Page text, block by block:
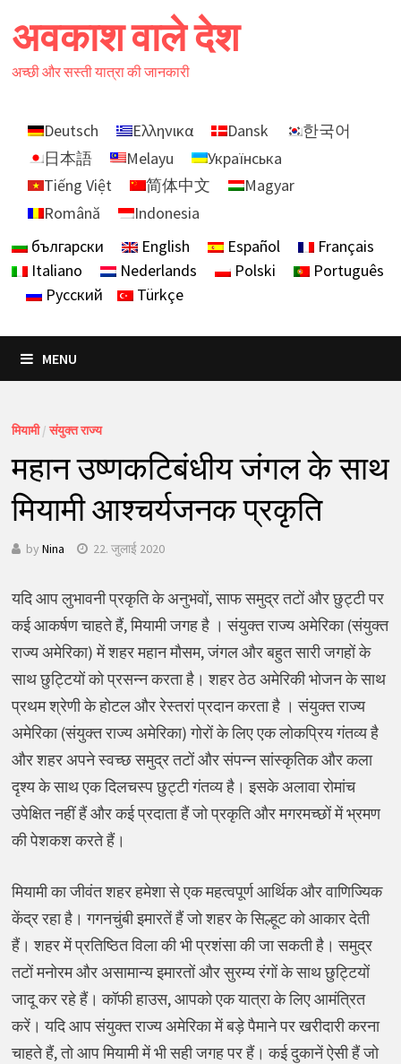
to
content
अवकाश वाले देश
अच्छी और सस्ती यात्रा की जानकारी
Deutsch Ελληνικα Dansk
한국어
日本語
Melayu
Українська
Tiếng Việt
简体中文
Magyar
Română
Indonesia
български
English Español
Français
Italiano
Nederlands Polski
Português
Русский
Türkçe
MENU
मियामी/संयुक्त राज्य
महान उष्णकटिबंधीय जंगल के साथ
मियामी आश्चर्यजनक प्रकृति
by Nina 22. जुलाई 2020
यदि आप लुभावनी प्रकृति के अनुभवों, साफ समुद्र तटों और छुट्टी पर
कई आकर्षण चाहते हैं, मियामी जगह है । संयुक्त राज्य अमेरिका (संयुक्त
राज्य अमेरिका) में शहर महान मौसम, जंगल और बहुत सारी जगहों के
साथ छुट्टियों को प्रसन्न करता है। शहर ठेठ अमेरिकी भोजन के साथ
प्रथम श्रेणी के होटल और रेस्तरां प्रदान करता है । संयुक्त राज्य
अमेरिका (संयुक्त राज्य अमेरिका) गोरों के लिए एक लोकप्रिय गंतव्य है
और शहर अपने स्वच्छ समुद्र तटों और संपन्न सांस्कृतिक और कला
दृश्य के साथ एक दिलचस्प छुट्टी गंतव्य है। इसके अलावा रोमांच
उपेक्षित नहीं हैं और कई प्रदाता हैं जो प्रकृति और मगरमच्छों में भ्रमण
की पेशकश करते हैं।
मियामी का जीवंत शहर हमेशा से एक महत्वपूर्ण आर्थिक और वाणिज्यिक
केंद्र रहा है। गगनचुंबी इमारतें हैं जो शहर के सिल्हूट को आकार देती
हैं। शहर में प्रतिष्ठित विला की भी प्रशंसा की जा सकती है। समुद्र
तटों मनोरम और असामान्य इमारतों और सुरम्य रंगों के साथ छुट्टियों
जादू कर रहे हैं। कॉफी हाउस, आपको एक यात्रा के लिए आमंत्रित
करें। यदि आप संयुक्त राज्य अमेरिका में बड़े पैमाने पर खरीदारी करना
चाहते हैं, तो आप मियामी में भी सही जगह पर हैं। कई दुकानें ऐसी हैं जो